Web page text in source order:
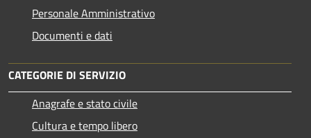
Personale Amministrativo
Documenti e dati
CATEGORIE DI SERVIZIO
Anagrafe e stato civile
Cultura e tempo libero